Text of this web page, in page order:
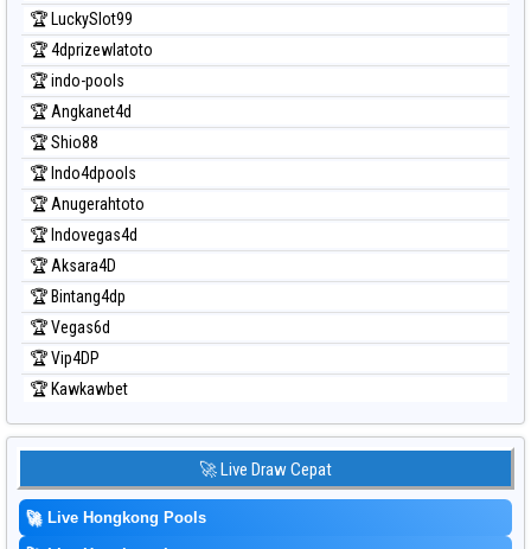
🏆 LuckySlot99
🏆 4dprizewlatoto
🏆 indo-pools
🏆 Angkanet4d
🏆 Shio88
🏆 Indo4dpools
🏆 Anugerahtoto
🏆 Indovegas4d
🏆 Aksara4D
🏆 Bintang4dp
🏆 Vegas6d
🏆 Vip4DP
🏆 Kawkawbet
🚀 Live Draw Cepat
🚀 Live Hongkong Pools